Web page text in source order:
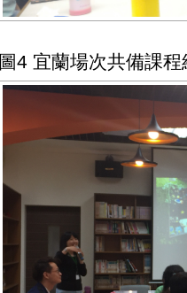
圖4 宜蘭場次共備課